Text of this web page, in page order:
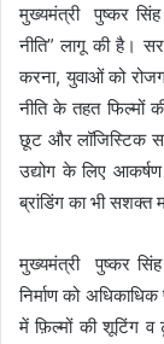
मुख्यमंत्री पुष्कर
नीति” लागू की है।
करना, युवाओं को
नीति के तहत फिल्मों
छूट और लॉजिस्टिक
उद्योग के लिए
ब्रांडिंग का भी सशक्त
मुख्यमंत्री पुष्कर
निर्माण को
में फ़िल्मों की शूटिंग व